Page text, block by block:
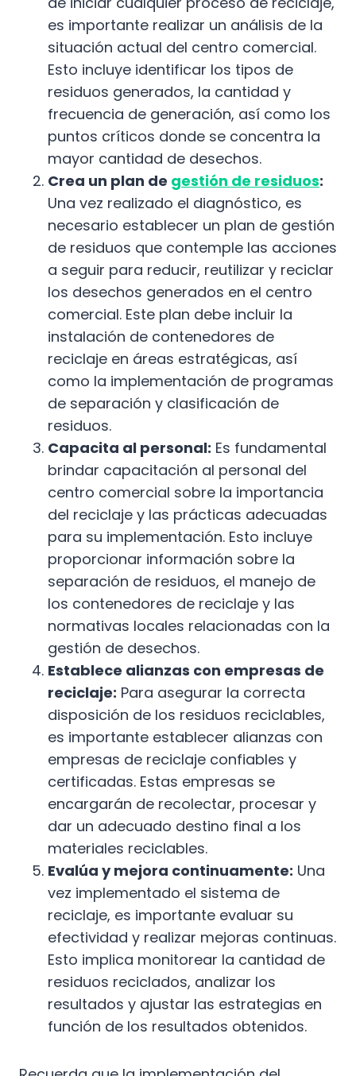
es importante realizar un análisis de la
situación actual del centro comercial.
Esto incluye identificar los tipos de
residuos generados, la cantidad y
frecuencia de generación, así como los
puntos críticos donde se concentra la
mayor cantidad de desechos.
Crea un plan de gestión de residuos:
Una vez realizado el diagnóstico, es
necesario establecer un plan de gestión
de residuos que contemple las acciones
a seguir para reducir, reutilizar y reciclar
los desechos generados en el centro
comercial. Este plan debe incluir la
instalación de contenedores de
reciclaje en áreas estratégicas, así
como la implementación de programas
de separación y clasificación de
residuos.
Capacita al personal: Es fundamental
brindar capacitación al personal del
centro comercial sobre la importancia
del reciclaje y las prácticas adecuadas
para su implementación. Esto incluye
proporcionar información sobre la
separación de residuos, el manejo de
los contenedores de reciclaje y las
normativas locales relacionadas con la
gestión de desechos.
Establece alianzas con empresas de
reciclaje: Para asegurar la correcta
disposición de los residuos reciclables,
es importante establecer alianzas con
empresas de reciclaje confiables y
certificadas. Estas empresas se
encargarán de recolectar, procesar y
dar un adecuado destino final a los
materiales reciclables.
Evalúa y mejora continuamente: Una
vez implementado el sistema de
reciclaje, es importante evaluar su
efectividad y realizar mejoras continuas.
Esto implica monitorear la cantidad de
residuos reciclados, analizar los
resultados y ajustar las estrategias en
función de los resultados obtenidos.